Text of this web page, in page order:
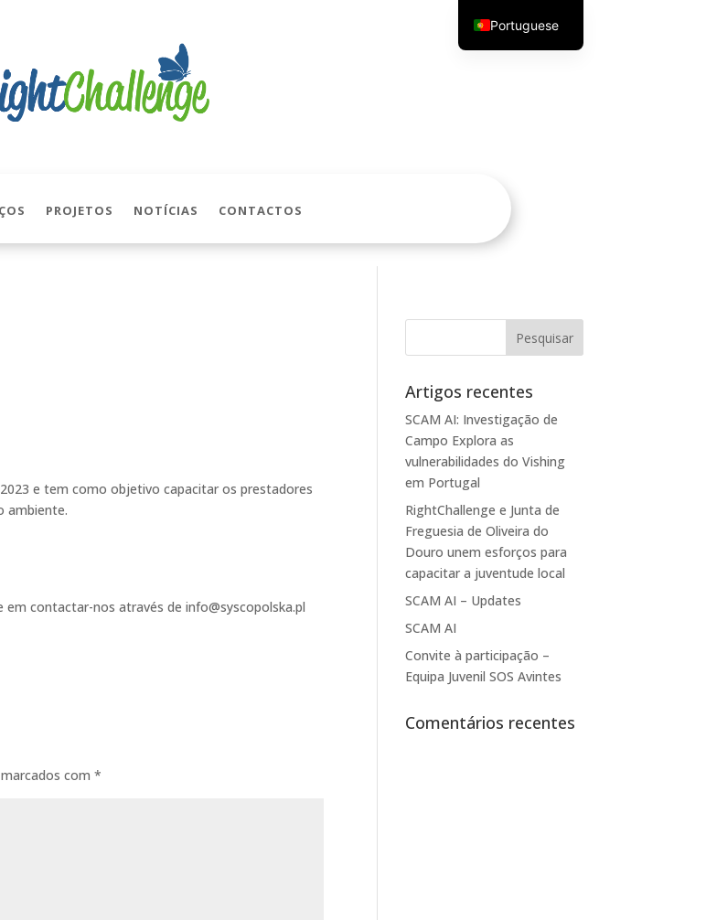
PROJETOS NOTÍCIAS CONTACTOS
e tem como objetivo capacitar os prestadores
ambiente.
contactar-nos através de info@syscopolska.pl
com*
Artigos recentes
SCAM AI: Investigação de
Campo Explora as
vulnerabilidades do Vishing
em Portugal
RightChallenge e Junta de
Freguesia de Oliveira do
Douro unem esforços para
capacitar a juventude local
SCAM AI – Updates
SCAM AI
Convite à participação –
Equipa Juvenil SOS Avintes
Comentários recentes
Portuguese
English